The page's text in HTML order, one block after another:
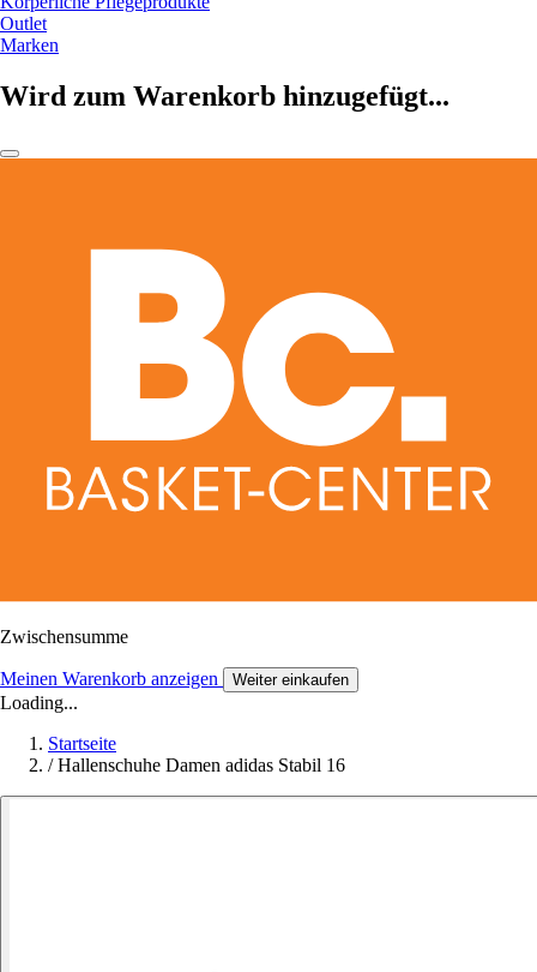
Outlet
Marken
Wird zum Warenkorb hinzugefügt...
Zwischensumme
Meinen Warenkorb anzeigen Weiter einkaufen
Loading...
Startseite
/ Hallenschuhe Damen adidas Stabil 16